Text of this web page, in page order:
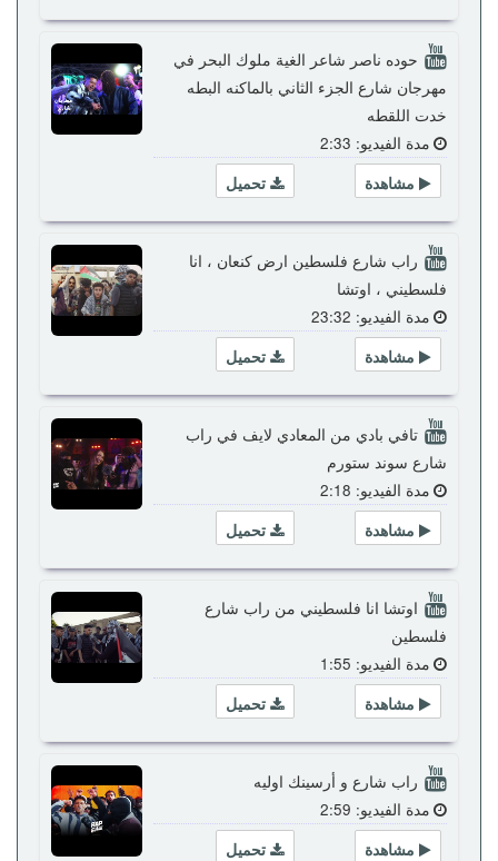
حوده ناصر شاعر الغية ملوك البحر في
مهرجان شارع الجزء الثاني بالماكنه البطه
خدت اللقطه
مدة الفيديو: 2:33
تحميل
مشاهدة
راب شارع فلسطين ارض كنعان ، انا
فلسطيني ، اوتشا
مدة الفيديو: 23:32
تحميل
مشاهدة
تافي بادي من المعادي لايف في راب
شارع سوند ستورم
مدة الفيديو: 2:18
تحميل
مشاهدة
اوتشا انا فلسطيني من راب شارع
فلسطين
مدة الفيديو: 1:55
تحميل
مشاهدة
راب شارع و أرسينك اوليه
مدة الفيديو: 2:59
تحميل
مشاهدة